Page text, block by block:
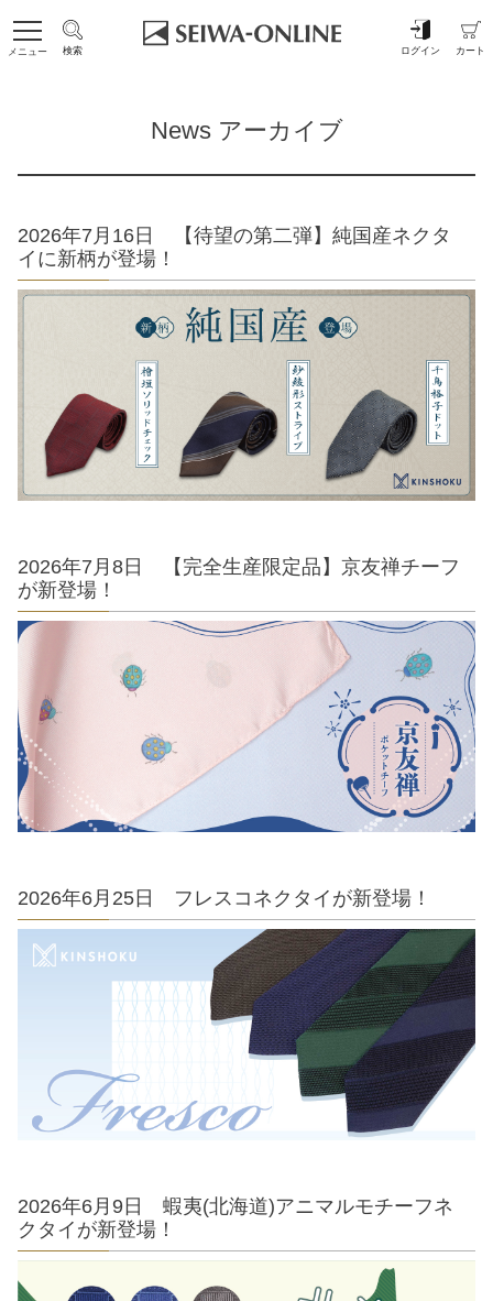
メニュー 検索 ログイン カート
News アーカイブ
2026年7月16日 【待望の第二弾】純国産ネクタ
イに新柄が登場！
2026年7月8日 【完全生産限定品】京友禅チーフ
が新登場！
2026年6月25日 フレスコネクタイが新登場！
2026年6月9日 蝦夷(北海道)アニマルモチーフネ
クタイが新登場！